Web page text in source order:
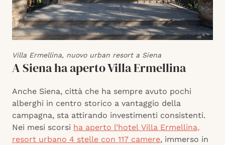
Villa Ermellina, nuovo urban resort a Siena
A Siena ha aperto Villa Ermellina
Anche Siena, città che ha sempre avuto pochi
alberghi in centro storico a vantaggio della
campagna, sta attirando investimenti consistenti.
Nei mesi scorsi ha aperto l’hotel Villa Ermellina,
resort urbano 4 stelle con 117 camere, immerso in